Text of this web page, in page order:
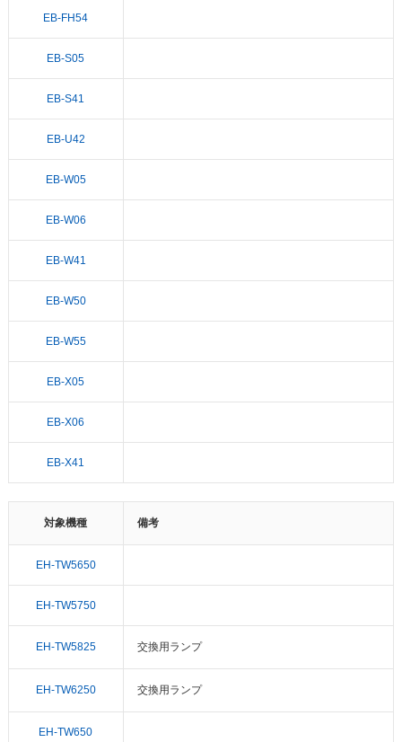
EB-FH54
EB-S05
EB-S41
EB-U42
EB-W05
EB-W06
EB-W41
EB-W50
EB-W55
EB-X05
EB-X06
EB-X41
対象機種 備考
EH-TW5650
EH-TW5750
EH-TW5825 交換用ランプ
EH-TW6250 交換用ランプ
EH-TW650